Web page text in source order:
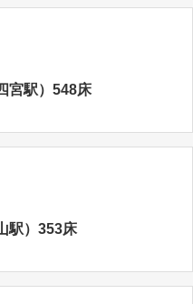
宮駅）548床
駅）353床